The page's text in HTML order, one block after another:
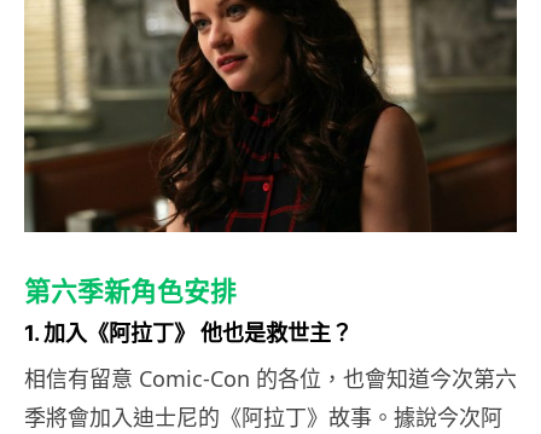
第六季新角色安排
1. 加入《阿拉丁》 他也是救世主？
相信有留意 Comic-Con 的各位，也會知道今次第六
季將會加入迪士尼的《阿拉丁》故事。據說今次阿